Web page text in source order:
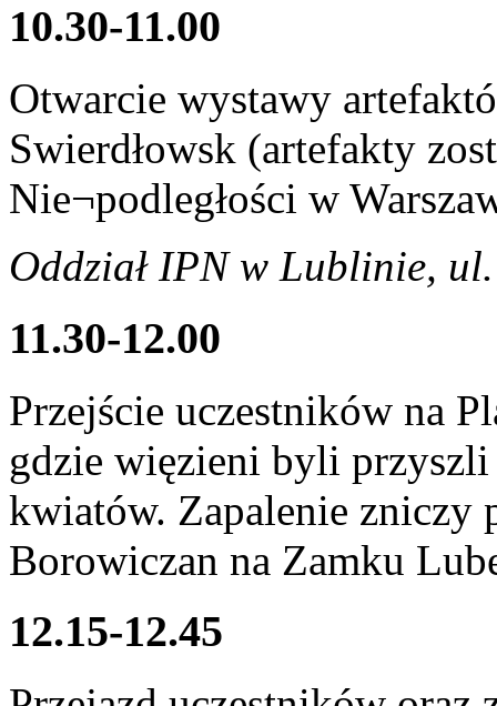
10.30-11.00
Otwarcie wystawy
Swierdłowsk (artefakty
Nie¬podległości w
Oddział IPN w Lublinie,
11.30-12.00
Przejście uczestników na
gdzie więzieni byli przyszli
kwiatów. Zapalenie zniczy
Borowiczan na Zamku
12.15-12.45